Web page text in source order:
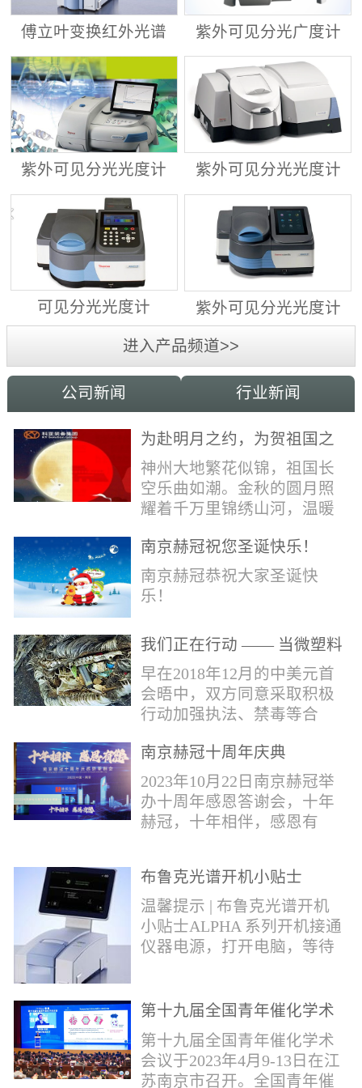
傅立叶变换红外光谱
仪 ALPHA II
紫外可见分光广度计
Evolution™ 201/220
紫外可见分光光度计
Evolution™ 260
紫外可见分光光度计
Evolution™ 350
可见分光光度计
GENESYS™ 30
紫外可见分光光度计
GENESYS™ 40/50
进入产品频道>>
公司新闻 行业新闻
为赴明月之约，为贺祖国之
诞，科亚祝家国和融事事
圆！
神州大地繁花似锦，祖国长
空乐曲如潮。金秋的圆月照
耀着千万里锦绣山河，温暖
女。在这美好日子里，科亚
献上最真诚的祝福：愿我国
辈，世代自强不息，愿我中
南京赫冠祝您圣诞快乐！
南京赫冠恭祝大家圣诞快
乐！
我们正在行动 —— 当微塑料
污染正在侵蚀我们的地球(1)
早在2018年12月的中美元首
会晤中，双方同意采取积极
行动加强执法、禁毒等合
管控。2019年4月，我国宣布
正式将“芬太尼类物质”按类
纳入毒品管制范畴。日前禁
毒委与公安部再次发声严管
赴，助力打击芬太尼类毒
品，为您提供快速检测解决
方案！针对芬太尼类毒品的
快速分析，布鲁克推出红外
快速鉴定解决方案。包含
南京赫冠十周年庆典
2023年10月22日南京赫冠举
办十周年感恩答谢会，十年
赫冠，十年相伴，感恩有
爱；离不开每一个合作伙伴
的支持和帮助。衷心感谢每
一位支持和帮助过我们的用
户---朋友。在下个十年，赫
作伙伴携手共进，共同发
布鲁克光谱开机小贴士
温馨提示 | 布鲁克光谱开机
小贴士ALPHA 系列开机接通
仪器电源，打开电脑，等待
右下角指示灯，点击第三个
现提示：湿度值超出范围，
需要更换干燥剂；检查信号
第十九届全国青年催化学术
会议
第十九届全国青年催化学术
会议于2023年4月9-13日在江
苏南京市召开。全国青年催